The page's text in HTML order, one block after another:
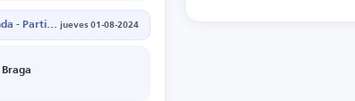
Europa League | Clasificación - Segunda Ronda - Partido de vuelta jueves 01-08-2024
Braga